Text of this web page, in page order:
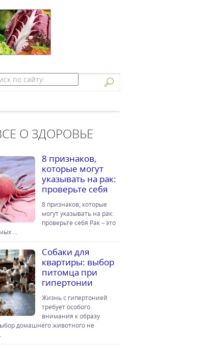
О ЗДОРОВЬЕ
8 признаков,
которые могут
указывать на рак:
проверьте себя
8 признаков, которые
могут указывать на рак:
проверьте себя Рак – это
…
Собаки для
квартиры: выбор
питомца при
гипертонии
Жизнь с гипертонией
требует особого
внимания к образу
домашнего животного не